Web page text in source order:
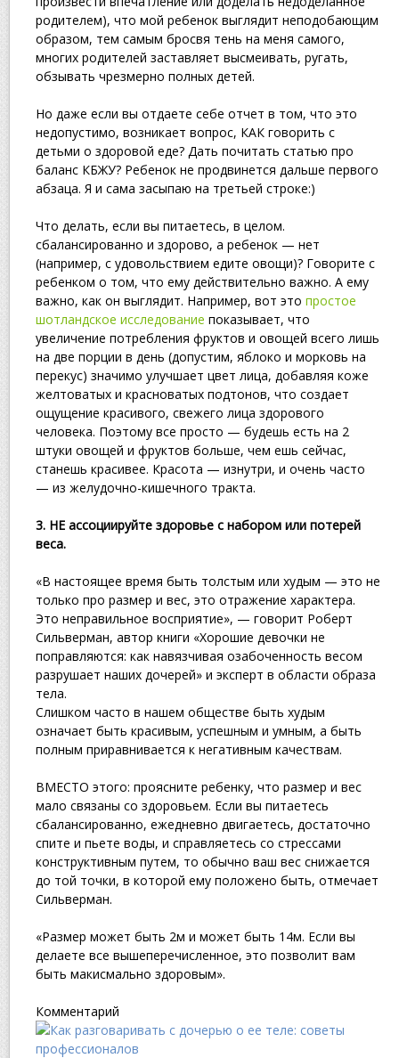
родителем), что мой ребенок выглядит неподобающим
образом, тем самым бросвя тень на меня самого,
многих родителей заставляет высмеивать, ругать,
обзывать чрезмерно полных детей.
Но даже если вы отдаете себе отчет в том, что это
недопустимо, возникает вопрос, КАК говорить с
детьми о здоровой еде? Дать почитать статью про
баланс КБЖУ? Ребенок не продвинется дальше первого
абзаца. Я и сама засыпаю на третьей строке:)
Что делать, если вы питаетесь, в целом.
сбалансированно и здорово, а ребенок — нет
(например, с удовольствием едите овощи)? Говорите с
ребенком о том, что ему действительно важно. А ему
важно, как он выглядит. Например, вот это простое
шотландское исследование показывает, что
увеличение потребления фруктов и овощей всего лишь
на две порции в день (допустим, яблоко и морковь на
перекус) значимо улучшает цвет лица, добавляя коже
желтоватых и красноватых подтонов, что создает
ощущение красивого, свежего лица здорового
человека. Поэтому все просто — будешь есть на 2
штуки овощей и фруктов больше, чем ешь сейчас,
станешь красивее. Красота — изнутри, и очень часто
— из желудочно-кишечного тракта.
3. НЕ ассоциируйте здоровье с набором или потерей
веса.
«В настоящее время быть толстым или худым — это не
только про размер и вес, это отражение характера.
Это неправильное восприятие», — говорит Роберт
Сильверман, автор книги «Хорошие девочки не
поправляются: как навязчивая озабоченность весом
разрушает наших дочерей» и эксперт в области образа
тела.
Слишком часто в нашем обществе быть худым
означает быть красивым, успешным и умным, а быть
полным приравнивается к негативным качествам.
ВМЕСТО этого: проясните ребенку, что размер и вес
мало связаны со здоровьем. Если вы питаетесь
сбалансированно, ежедневно двигаетесь, достаточно
спите и пьете воды, и справляетесь со стрессами
конструктивным путем, то обычно ваш вес снижается
до той точки, в которой ему положено быть, отмечает
Сильверман.
«Размер может быть 2м и может быть 14м. Если вы
делаете все вышеперечисленное, это позволит вам
быть макисмально здоровым».
Комментарий